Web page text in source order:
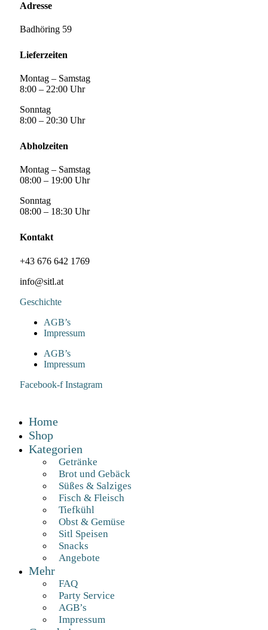
Adresse
Badhöring 59
Lieferzeiten
Montag – Samstag
8:00 – 22:00 Uhr
Sonntag
8:00 – 20:30 Uhr
Abholzeiten
Montag – Samstag
08:00 – 19:00 Uhr
Sonntag
08:00 – 18:30 Uhr
Kontakt
+43 676 642 1769
info@sitl.at
Geschichte
AGB’s
Impressum
AGB’s
Impressum
Facebook-f Instagram
Home
Shop
Kategorien
Getränke
Brot und Gebäck
Süßes & Salziges
Fisch & Fleisch
Tiefkühl
Obst & Gemüse
Sitl Speisen
Snacks
Angebote
Mehr
FAQ
Party Service
AGB’s
Impressum